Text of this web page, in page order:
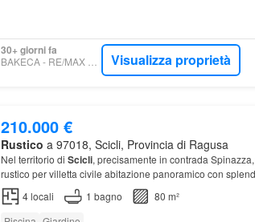
30+ giorni fa
Visualizza proprietà
210.000 €
Rustico a 97018, Scicli, Provincia di Ragusa
Nel territorio di Scicli, precisamente in contrada
rustico per villetta civile abitazione panoramico con
offre ampie possibilità di personalizzazione,…
4locali 1 bagno
80 m²